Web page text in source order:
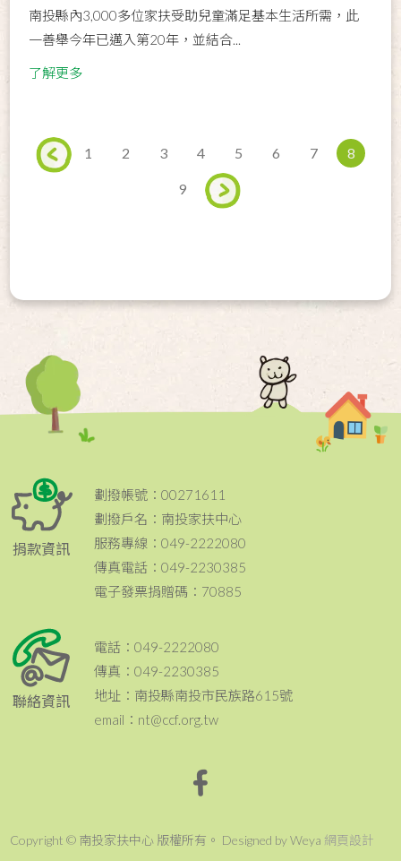
南投縣內3,000多位家扶受助兒童滿足基本生活所需，此
一善舉今年已邁入第20年，並結合...
了解更多
1 2 3 4 5 6 7 8
9
捐款資訊
劃撥帳號：00271611
劃撥戶名：南投家扶中心
服務專線：049-2222080
傳真電話：049-2230385
電子發票捐贈碼：70885
聯絡資訊
電話：049-2222080
傳真：049-2230385
地址：南投縣南投市民族路615號
email：nt@ccf.org.tw
Copyright © 南投家扶中心 版權所有。 Designed by Weya 網頁設計